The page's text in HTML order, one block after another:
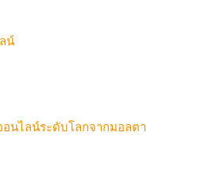
น์
อนไลน์ระดับโลกจากมอลตา